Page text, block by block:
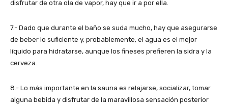
disfrutar de otra ola de vapor, hay que ir a por ella.
7.- Dado que durante el baño se suda mucho, hay que asegurarse
de beber lo suficiente y, probablemente, el agua es el mejor
líquido para hidratarse, aunque los fineses prefieren la sidra y la
cerveza.
8.- Lo más importante en la sauna es relajarse, socializar, tomar
alguna bebida y disfrutar de la maravillosa sensación posterior